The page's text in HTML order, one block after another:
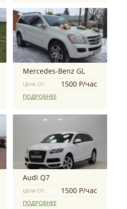
Mercedes-Benz GL
ЦЕНА ОТ: 1500 Р/час
ПОДРОБНЕЕ
Audi Q7
ЦЕНА ОТ: 1500 Р/час
ПОДРОБНЕЕ